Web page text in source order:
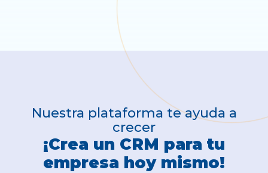
Nuestra plataforma te ayuda a
crecer
¡Crea un CRM para tu
empresa hoy mismo!